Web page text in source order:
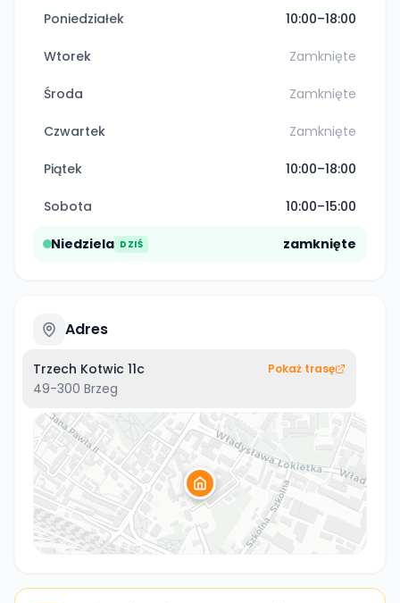
Poniedziałek 10:00–18:00
Wtorek Zamknięte
Środa Zamknięte
Czwartek Zamknięte
Piątek 10:00–18:00
Sobota 10:00–15:00
Niedziela DZIŚ zamknięte
Adres
Trzech Kotwic 11c
49-300 Brzeg
Pokaż trasę